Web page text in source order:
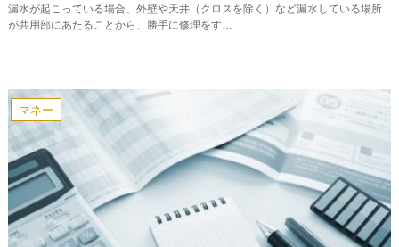
漏水が起こっている場合、外壁や天井（クロスを除く）など漏水している場所
が共用部にあたることから、勝手に修理をす…
マネー